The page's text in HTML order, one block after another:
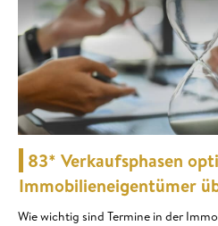
83* Verkaufsphasen
Immobilieneigentümer
Wie wichtig sind Termine in der